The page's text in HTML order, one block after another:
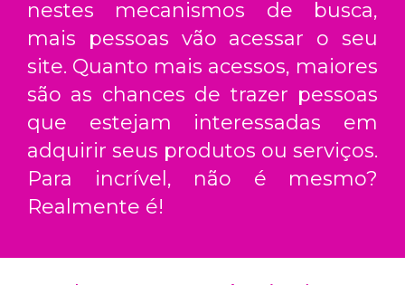
nestes mecanismos de busca,
mais pessoas vão acessar o seu
site. Quanto mais acessos, maiores
são as chances de trazer pessoas
que estejam interessadas em
adquirir seus produtos ou serviços.
Para incrível, não é mesmo?
Realmente é!